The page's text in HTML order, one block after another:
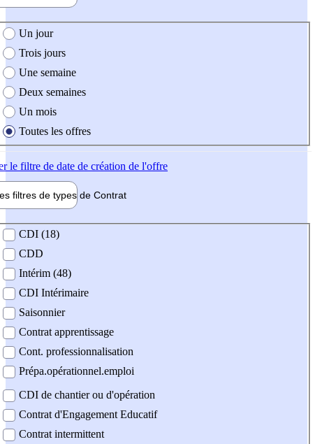
création de l'offre
Un jour
Trois jours
Une semaine
Deux semaines
Un mois
Toutes les offres
le filtre de date de création de l'offre
filtres de types de Contrat
contrat
CDI (18)
CDD
Intérim (48)
CDI Intérimaire
Saisonnier
Contrat apprentissage
Cont. professionnalisation
Prépa.opérationnel.emploi
CDI de chantier ou d'opération
Contrat d'Engagement Educatif
Contrat intermittent